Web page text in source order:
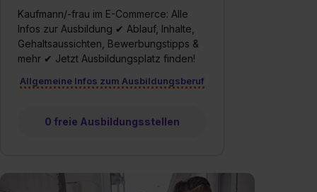
Kaufmann/-frau im E-Commerce: Alle
Infos zur Ausbildung ✔ Ablauf, Inhalte,
Gehaltsaussichten, Bewerbungstipps &
mehr ✔ Jetzt Ausbildungsplatz finden!
Allgemeine Infos zum Ausbildungsberuf
0 freie Ausbildungsstellen